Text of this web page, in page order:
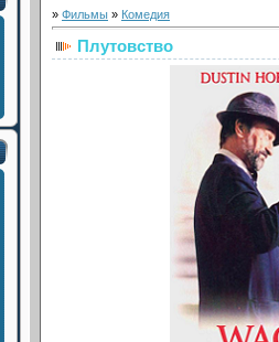
» Фильмы » Комедия
Плутовство